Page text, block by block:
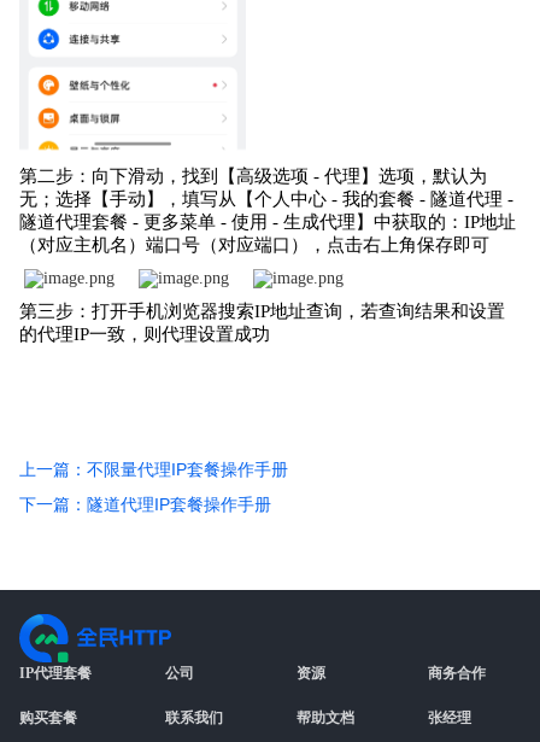
第二步：向下滑动，找到【高级选项 - 代理】选项，默认为
无；选择【手动】，填写从【个人中心 - 我的套餐 - 隧道代理 -
隧道代理套餐 - 更多菜单 - 使用 - 生成代理】中获取的：IP地址
（对应主机名）端口号（对应端口），点击右上角保存即可
第三步：打开手机浏览器搜索IP地址查询，若查询结果和设置
的代理IP一致，则代理设置成功
上一篇：不限量代理IP套餐操作手册
下一篇：隧道代理IP套餐操作手册
IP代理套餐
购买套餐
公司
联系我们
资源
帮助文档
商务合作
张经理